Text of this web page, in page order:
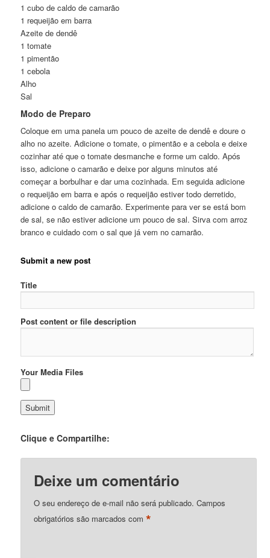
1 cubo de caldo de camarão
1 requeijão em barra
Azeite de dendê
1 tomate
1 pimentão
1 cebola
Alho
Sal
Modo de Preparo
Coloque em uma panela um pouco de azeite de dendê e doure o
alho no azeite. Adicione o tomate, o pimentão e a cebola e deixe
cozinhar até que o tomate desmanche e forme um caldo. Após
isso, adicione o camarão e deixe por alguns minutos até
começar a borbulhar e dar uma cozinhada. Em seguida adicione
o requeijão em barra e após o requeijão estiver todo derretido,
adicione o caldo de camarão. Experimente para ver se está bom
de sal, se não estiver adicione um pouco de sal. Sirva com arroz
branco e cuidado com o sal que já vem no camarão.
Submit a new post
Title
Post content or file description
Your Media Files
Clique e Compartilhe:
Deixe um comentário
O seu endereço de e-mail não será publicado. Campos
obrigatórios são marcados com*